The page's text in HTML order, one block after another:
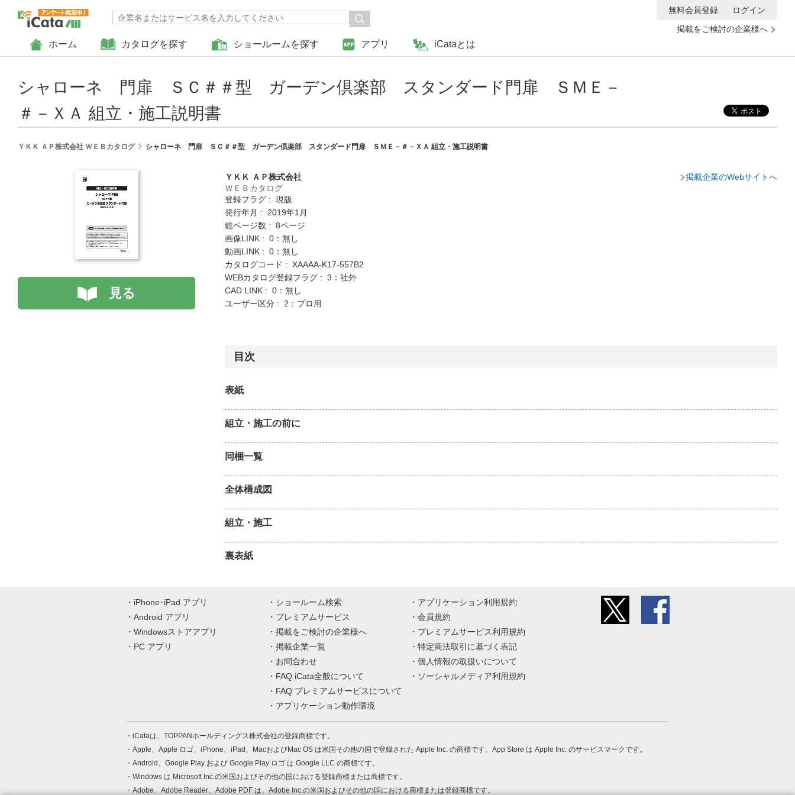
ホーム カタログを探す ショールームを探す アプリ iCataとは
掲載をご検討の企業様へ
無料会員登録 ログイン
シャローネ 門扉 ＳＣ＃＃型 ガーデン倶楽部 スタンダード門扉 ＳＭＥ－
＃－ＸＡ 組立・施工説明書
ＹＫＫ ＡＰ株式会社 ＷＥＢカタログ シャローネ 門扉 ＳＣ＃＃型 ガーデン倶楽部 スタンダード門扉 ＳＭＥ－＃－ＸＡ 組立・施工説明書
見る
ＹＫＫ ＡＰ株式会社
ＷＥＢカタログ
登録フラグ : 現版
発行年月 : 2019年1月
総ページ数 : 8ページ
画像LINK : 0：無し
動画LINK : 0：無し
カタログコード : XAAAA-K17-557B2
WEBカタログ登録フラグ : 3：社外
CAD LINK : 0：無し
ユーザー区分 : 2：プロ用
掲載企業のWebサイトへ
目次
表紙
組立・施工の前に
同梱一覧
全体構成図
組立・施工
裏表紙
iPhone･iPad アプリ
Android アプリ
Windowsストアアプリ
PC アプリ
ショールーム検索
プレミアムサービス
掲載をご検討の企業様へ
掲載企業一覧
お問合わせ
FAQ iCata全般について
FAQ プレミアムサービスについて
アプリケーション動作環境
アプリケーション利用規約
会員規約
プレミアムサービス利用規約
特定商法取引に基づく表記
個人情報の取扱いについて
ソーシャルメディア利用規約
iCataは、TOPPANホールディングス株式会社の登録商標です。
Apple、Apple ロゴ、iPhone、iPad、MacおよびMac OS は米国その他の国で登録された Apple Inc. の商標です。App Store は Apple Inc. のサービスマークです。
Android、Google Play および Google Play ロゴ は Google LLC の商標です。
Windows は Microsoft Inc.の米国およびその他の国における登録商標または商標です。
Adobe、Adobe Reader、Adobe PDF は、Adobe Inc.の米国およびその他の国における商標または登録商標です。